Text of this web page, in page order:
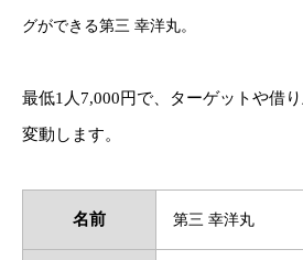
グができる第三 幸洋丸。
最低1人7,000円で、ターゲットや借
変動します。
名前 第三 幸洋丸